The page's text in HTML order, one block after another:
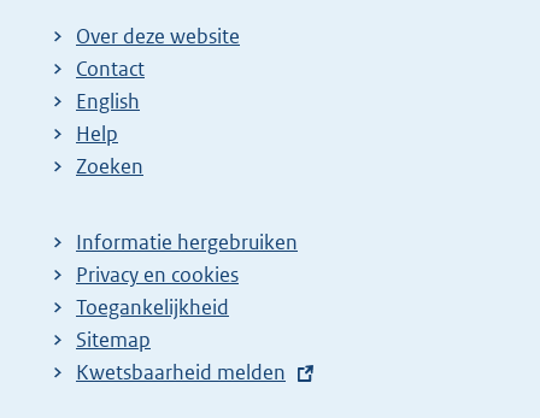
Over deze website
Contact
English
Help
Zoeken
Informatie hergebruiken
Privacy en cookies
Toegankelijkheid
Sitemap
E
Kwetsbaarheid melden